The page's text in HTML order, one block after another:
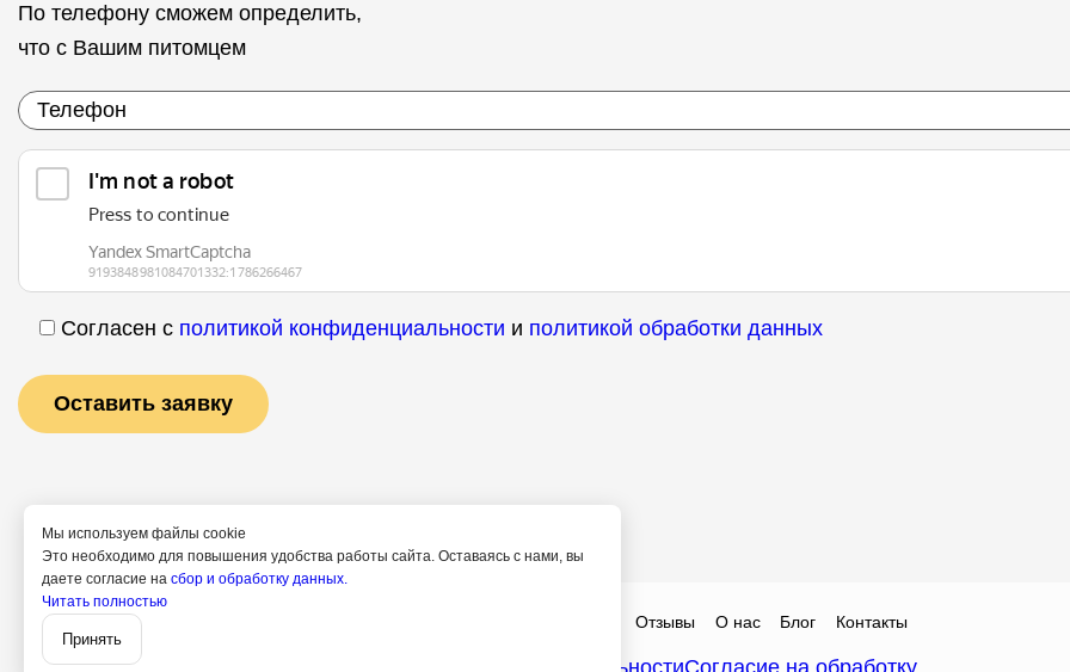
По телефону сможем определить,
что с Вашим питомцем
Согласен с политикой конфиденциальности и политикой обработки данных
Мы используем файлы cookie
Это необходимо для повышения удобства работы сайта. Оставаясь с нами, вы
даете согласие на сбор и обработку данных.
Читать полностью
Принять
Отзывы О нас Блог Контакты
Политика конфиденциальностиСогласие на обработку